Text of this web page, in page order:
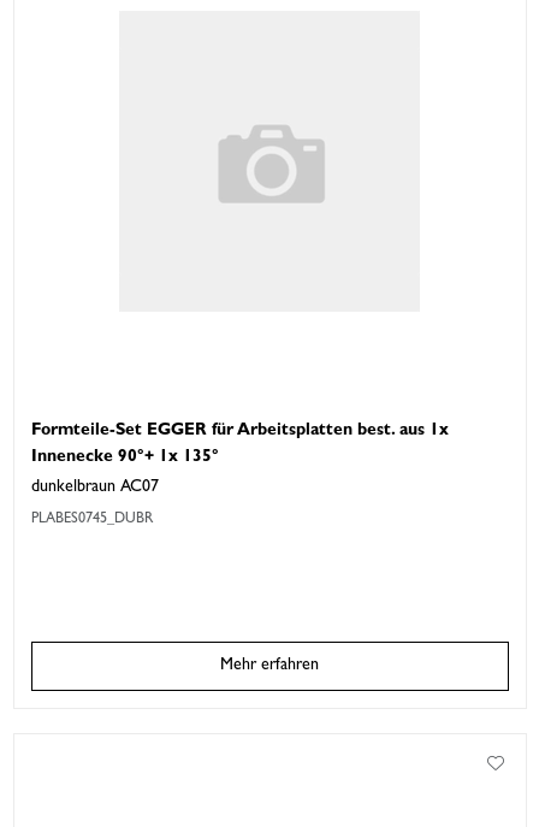
Formteile-Set EGGER für Arbeitsplatten best. aus 1x
Innenecke 90°+ 1x 135°
dunkelbraun AC07
PLABES0745_DUBR
Mehr erfahren